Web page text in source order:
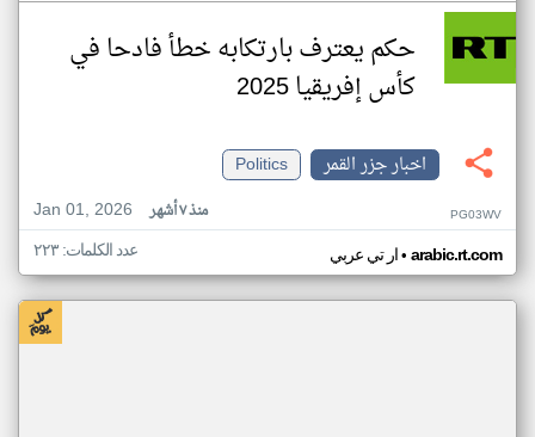
حكم يعترف بارتكابه خطأ فادحا في
كأس إفريقيا 2025
اخبار جزر القمر
Politics
Jan 01, 2026
منذ ٧ أشهر PG03WV
ار تي عربي• arabic.rt.com عدد الكلمات: ٢٢٣